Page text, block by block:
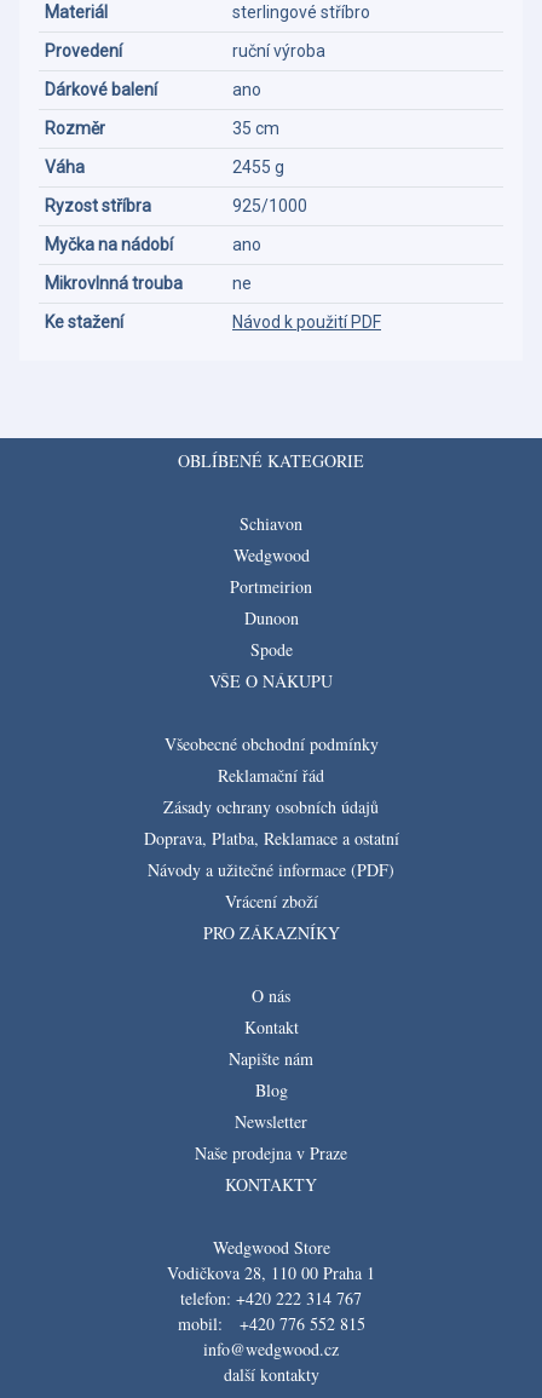
Materiál
sterlingové stříbro
Provedení
ruční výroba
Dárkové balení
ano
Rozměr
35 cm
Váha
2455 g
Ryzost stříbra
925/1000
Myčka na nádobí
ano
Mikrovlnná trouba
ne
Ke stažení
Návod k použití PDF
OBLÍBENÉ KATEGORIE
Schiavon
Wedgwood
Portmeirion
Dunoon
Spode
VŠE O NÁKUPU
Všeobecné obchodní podmínky
Reklamační řád
Zásady ochrany osobních údajů
Doprava, Platba, Reklamace a ostatní
Návody a užitečné informace (PDF)
Vrácení zboží
PRO ZÁKAZNÍKY
O nás
Kontakt
Napište nám
Blog
Newsletter
Naše prodejna v Praze
KONTAKTY
Wedgwood Store
Vodičkova 28, 110 00 Praha 1
telefon: +420 222 314 767
mobil: +420 776 552 815
info@wedgwood.cz
další kontakty